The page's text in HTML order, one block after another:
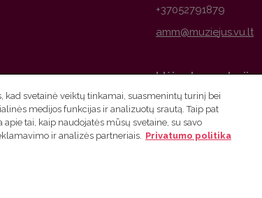
+37052791879
Idėjų observatorija
+37066776979
kad svetainė veiktų tinkamai, suasmenintų turinį bei
medijos funkcijas ir analizuotų srautą. Taip pat
tai, kaip naudojatės mūsų svetaine, su savo
ir analizės partneriais. Privatumo politika